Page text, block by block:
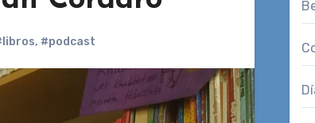
, #podcast